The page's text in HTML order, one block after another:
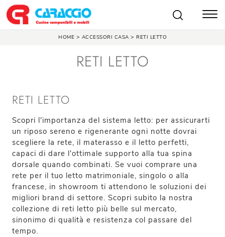
HOME > ACCESSORI CASA > RETI LETTO
RETI LETTO
RETI LETTO
Scopri l'importanza del sistema letto: per assicurarti
un riposo sereno e rigenerante ogni notte dovrai
scegliere la rete, il materasso e il letto perfetti,
capaci di dare l'ottimale supporto alla tua spina
dorsale quando combinati. Se vuoi comprare una
rete per il tuo letto matrimoniale, singolo o alla
francese, in showroom ti attendono le soluzioni dei
migliori brand di settore. Scopri subito la nostra
collezione di reti letto più belle sul mercato,
sinonimo di qualità e resistenza col passare del
tempo.